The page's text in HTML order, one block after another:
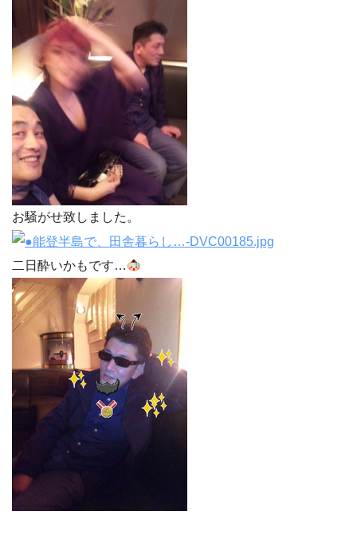
お騒がせ致しました。
二日酔いかもです…